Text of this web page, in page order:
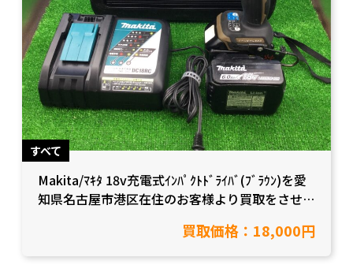
すべて
Makita/ﾏｷﾀ 18v充電式ｲﾝﾊﾟｸﾄﾄﾞﾗｲﾊﾞ(ﾌﾞﾗｳﾝ)を愛
知県名古屋市港区在住のお客様より買取をさせて
買取価格：18,000円